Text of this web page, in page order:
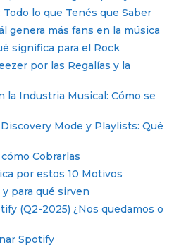
lo que Tenés que Saber
genera más fans en la música
significa para el Rock
por las Regalías y la
la Industria Musical: Cómo se
Mode y Playlists: Qué
Cobrarlas
por estos 10 Motivos
para qué sirven
(Q2-2025) ¿Nos quedamos o
Spotify